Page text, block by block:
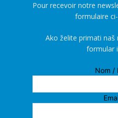
Pour recevoir notre
formulaire
Ako želite primati
formular
Nom /